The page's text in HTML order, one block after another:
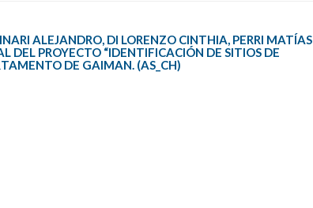
ALEJANDRO, DI LORENZO CINTHIA, PERRI MATÍAS
PROYECTO “IDENTIFICACIÓN DE SITIOS DE
DE GAIMAN. (AS_CH)